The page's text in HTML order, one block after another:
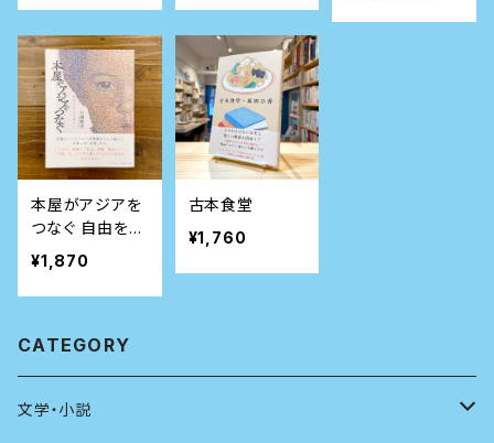
きサイン本）
本屋がアジアを
つなぐ 自由を支
える者たち
¥1,870
古本食堂
¥1,760
CATEGORY
文学・小説